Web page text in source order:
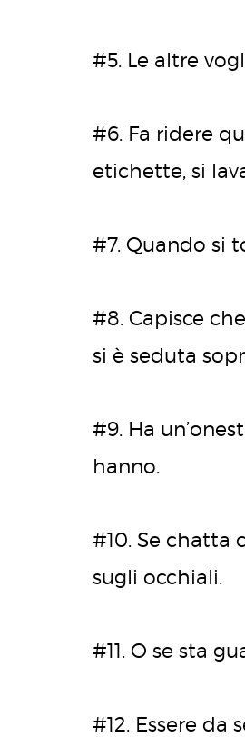
#5. Le altre
#6. Fa ridere
etichette, si
#7. Quando si
#8. Capisce
si è seduta
#9. Ha
hanno.
#10. Se chatta
sugli occhiali.
#11. O se sta
#12. Essere da